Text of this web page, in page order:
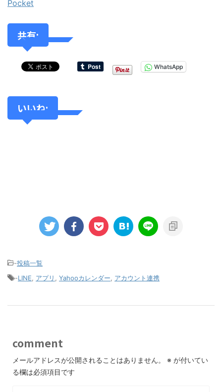
Pocket
共有:
WhatsApp
いいね:
-投稿一覧
-LINE アプリ Yahooカレンダー アカウント連携
comment
メールアドレスが公開されることはありません。 ※ が付いてい
る欄は必須項目です